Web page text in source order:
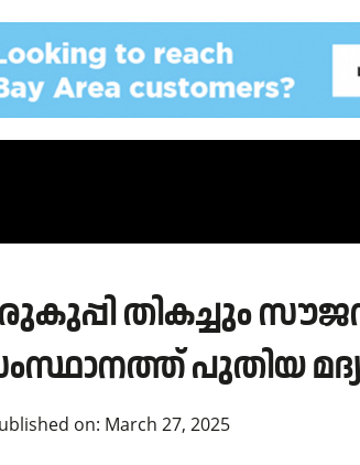
തികച്ചും
പുതിയ
on: March 27, 2025